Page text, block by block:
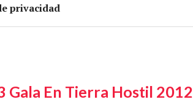
privacidad
Gala En Tierra Hostil 2012